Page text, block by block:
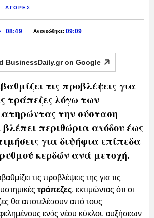
ΑΓΟΡΕΣ
08:49 Ανανεώθηκε:09:09
BusinessDaily.gr on Google
τις προβλέψεις για
τράπεζες λόγω των
την σύσταση
περιθώρια ανόδου έως
για διψήφια επίπεδα
κερδών ανά μετοχή.
τις προβλέψεις της για τις
τράπεζες, εκτιμώντας ότι οι
θα αποτελέσουν από τους
ενός νέου κύκλου αυξήσεων